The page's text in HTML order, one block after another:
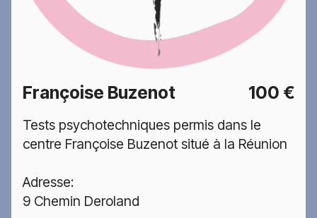
Françoise Buzenot 100 €
Tests psychotechniques permis dans le
centre Françoise Buzenot situé à la Réunion
Adresse:
9 Chemin Deroland